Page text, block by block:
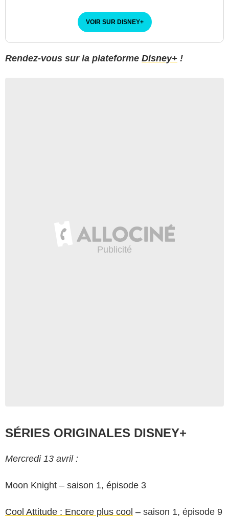
VOIR SUR DISNEY+
Rendez-vous sur la plateforme Disney+ !
SÉRIES ORIGINALES DISNEY+
Mercredi 13 avril :
Moon Knight – saison 1, épisode 3
Cool Attitude : Encore plus cool – saison 1, épisode 9